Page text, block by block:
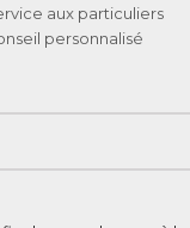
aux particuliers
personnalisé